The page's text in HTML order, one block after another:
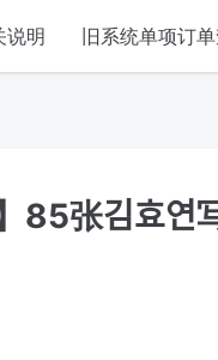
说明 旧系统单项订
김효연